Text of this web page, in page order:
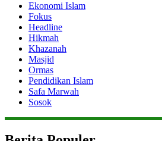
Ekonomi Islam
Fokus
Headline
Hikmah
Khazanah
Masjid
Ormas
Pendidikan Islam
Safa Marwah
Sosok